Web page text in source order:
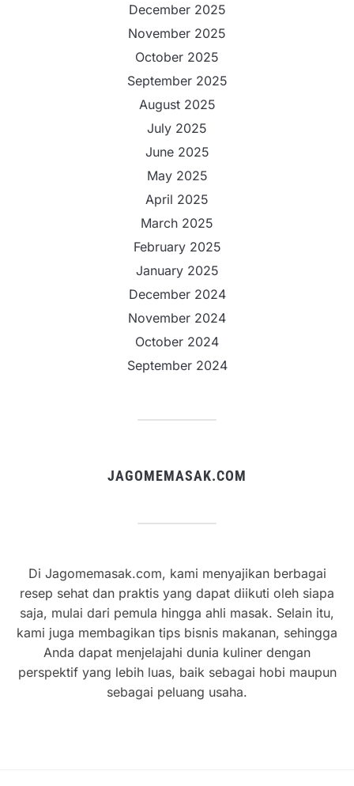
December 2025
November 2025
October 2025
September 2025
August 2025
July 2025
June 2025
May 2025
April 2025
March 2025
February 2025
January 2025
December 2024
November 2024
October 2024
September 2024
JAGOMEMASAK.COM
Di Jagomemasak.com, kami menyajikan berbagai
resep sehat dan praktis yang dapat diikuti oleh siapa
saja, mulai dari pemula hingga ahli masak. Selain itu,
kami juga membagikan tips bisnis makanan, sehingga
Anda dapat menjelajahi dunia kuliner dengan
perspektif yang lebih luas, baik sebagai hobi maupun
sebagai peluang usaha.